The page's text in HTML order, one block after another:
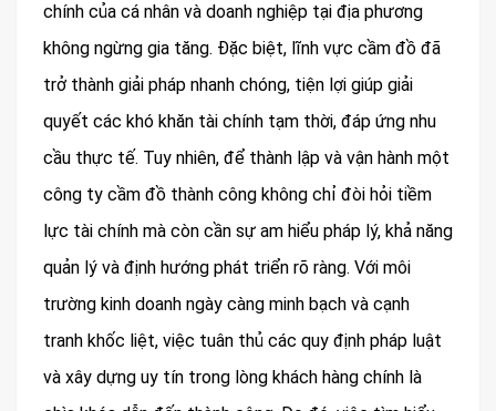
chính của cá nhân và doanh nghiệp tại địa phương
không ngừng gia tăng. Đặc biệt, lĩnh vực cầm đồ đã
trở thành giải pháp nhanh chóng, tiện lợi giúp giải
quyết các khó khăn tài chính tạm thời, đáp ứng nhu
cầu thực tế. Tuy nhiên, để thành lập và vận hành một
công ty cầm đồ thành công không chỉ đòi hỏi tiềm
lực tài chính mà còn cần sự am hiểu pháp lý, khả năng
quản lý và định hướng phát triển rõ ràng. Với môi
trường kinh doanh ngày càng minh bạch và cạnh
tranh khốc liệt, việc tuân thủ các quy định pháp luật
và xây dựng uy tín trong lòng khách hàng chính là